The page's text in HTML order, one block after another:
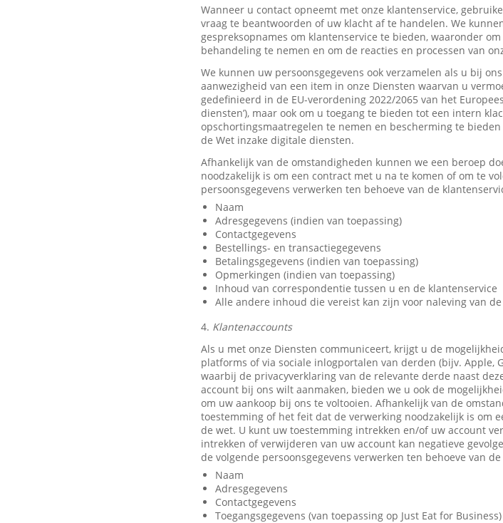
Wanneer u contact opneemt met onze klantenservice,
vraag te beantwoorden of uw klacht af te handelen. We
gespreksopnames om klantenservice te bieden, waaronder
behandeling te nemen en om de reacties en processen van
We kunnen uw persoonsgegevens ook verzamelen als u bij
aanwezigheid van een item in onze Diensten waarvan u
gedefinieerd in de EU-verordening 2022/2065 van het
diensten’), maar ook om u toegang te bieden tot een intern
opschortingsmaatregelen te nemen en bescherming te
de Wet inzake digitale diensten.
Afhankelijk van de omstandigheden kunnen we een beroep
noodzakelijk is om een contract met u na te komen of om te
persoonsgegevens verwerken ten behoeve van de
Naam
Adresgegevens (indien van toepassing)
Contactgegevens
Bestellings- en transactiegegevens
Betalingsgegevens (indien van toepassing)
Opmerkingen (indien van toepassing)
Inhoud van correspondentie tussen u en de klantenservice
Alle andere inhoud die vereist kan zijn voor naleving van
4. Klantenaccounts
Als u met onze Diensten communiceert, krijgt u de
platforms of via sociale inlogportalen van derden (bijv. Apple,
waarbij de privacyverklaring van de relevante derde naast
account bij ons wilt aanmaken, bieden we u ook de
om uw aankoop bij ons te voltooien. Afhankelijk van de
toestemming of het feit dat de verwerking noodzakelijk is om
de wet. U kunt uw toestemming intrekken en/of uw account
intrekken of verwijderen van uw account kan negatieve
de volgende persoonsgegevens verwerken ten behoeve van
Naam
Adresgegevens
Contactgegevens
Toegangsgegevens (van toepassing op Just Eat for Business)